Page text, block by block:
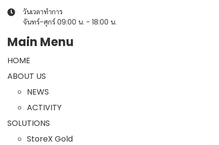
วันเวลาทำการ
จันทร์-ศุกร์ 09:00 น. - 18:00 น.
Main Menu
HOME
ABOUT US
NEWS
ACTIVITY
SOLUTIONS
StoreX Gold